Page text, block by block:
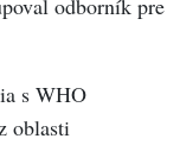
odborník pre
s WHO
oblasti